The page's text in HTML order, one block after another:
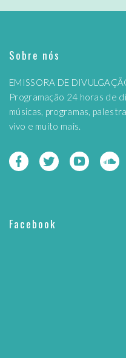
Sobre nós
EMISSORA DE
Programação 24 horas de
músicas, programas,
vivo e muito mais.
Facebook